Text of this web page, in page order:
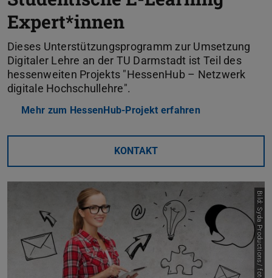
Expert*innen
Dieses Unterstützungsprogramm zur Umsetzung
Digitaler Lehre an der TU Darmstadt ist Teil des
hessenweiten Projekts "HessenHub – Netzwerk
digitale Hochschullehre".
Mehr zum HessenHub-Projekt erfahren
KONTAKT
Bild: Syda Productions/ fotolia.com |